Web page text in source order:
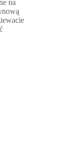
na